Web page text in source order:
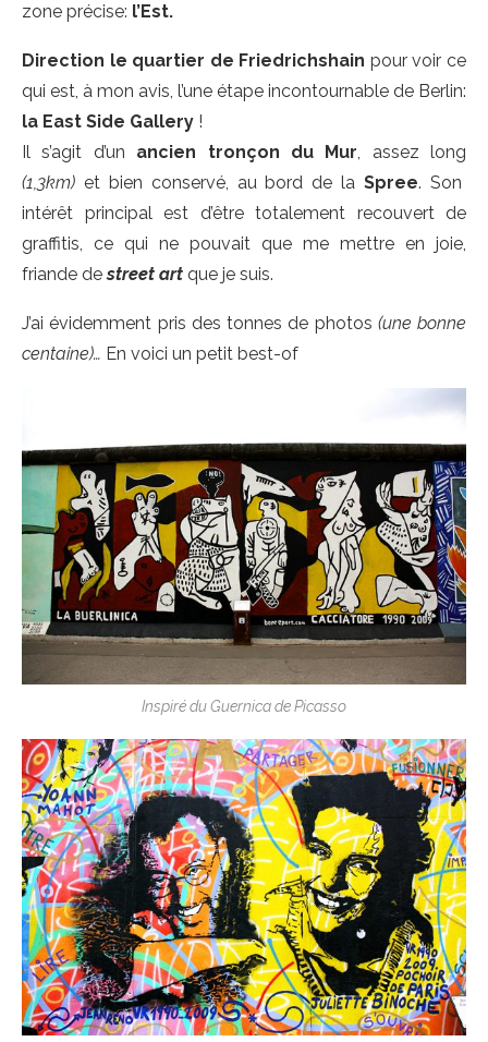
zone précise: l’Est.
Direction le quartier de Friedrichshain pour voir ce
qui est, à mon avis, l’une étape incontournable de Berlin:
la East Side Gallery !
Il s’agit d’un ancien tronçon du Mur, assez long
(1,3km) et bien conservé, au bord de laSpree. Son
intérêt principal est d’être totalement recouvert de
graffitis, ce qui ne pouvait que me mettre en joie,
friande de street art que je suis.
J’ai évidemment pris des tonnes de photos (une bonne
centaine)… En voici un petit best-of
Inspiré du Guernica de Picasso